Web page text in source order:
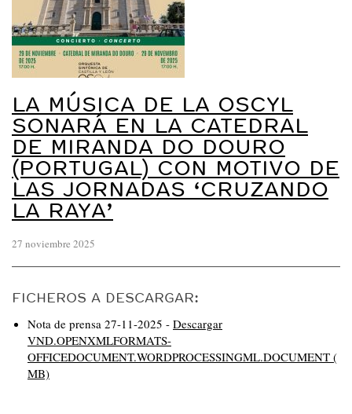
LA MÚSICA DE LA OSCYL
SONARÁ EN LA CATEDRAL
DE MIRANDA DO DOURO
(PORTUGAL) CON MOTIVO DE
LAS JORNADAS ‘CRUZANDO
LA RAYA’
27 noviembre 2025
FICHEROS A DESCARGAR:
Nota de prensa 27-11-2025 - Descargar
VND.OPENXMLFORMATS-
OFFICEDOCUMENT.WORDPROCESSINGML.DOCUMENT (
MB)